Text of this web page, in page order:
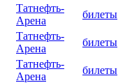
Татнефть-
Арена
билеты
Татнефть-
Арена
билеты
Татнефть-
Арена
билеты